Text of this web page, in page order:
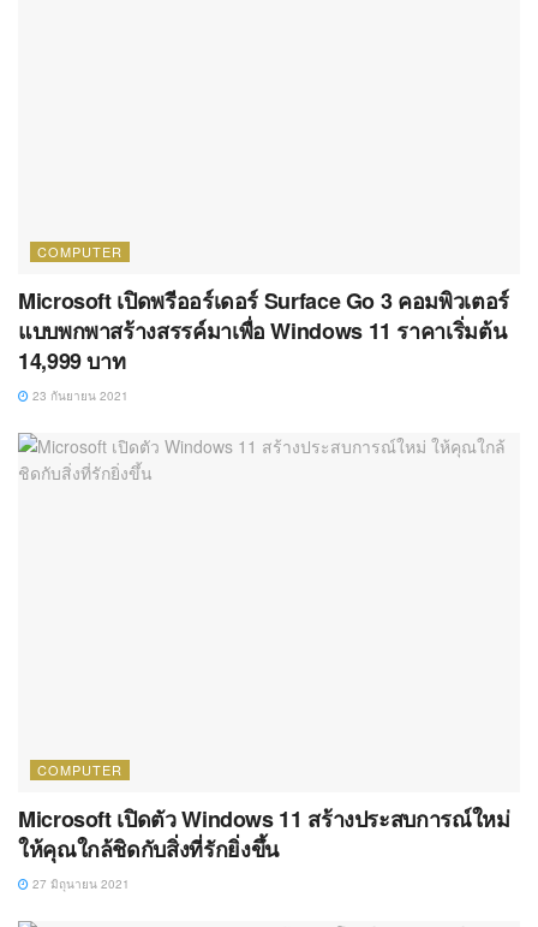
COMPUTER
Microsoft เปิดพรีออร์เดอร์ Surface Go 3 คอมพิวเตอร์
แบบพกพาสร้างสรรค์มาเพื่อ Windows 11 ราคาเริ่มต้น
14,999 บาท
23 กันยายน 2021
COMPUTER
Microsoft เปิดตัว Windows 11 สร้างประสบการณ์ใหม่
ให้คุณใกล้ชิดกับสิ่งที่รักยิ่งขึ้น
27 มิถุนายน 2021